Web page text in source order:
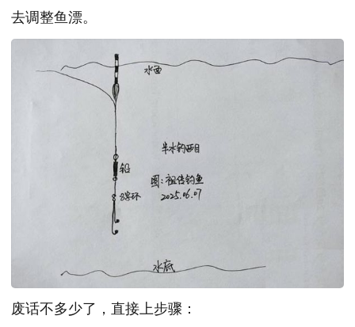
去调整鱼漂。
废话不多少了，直接上步骤：